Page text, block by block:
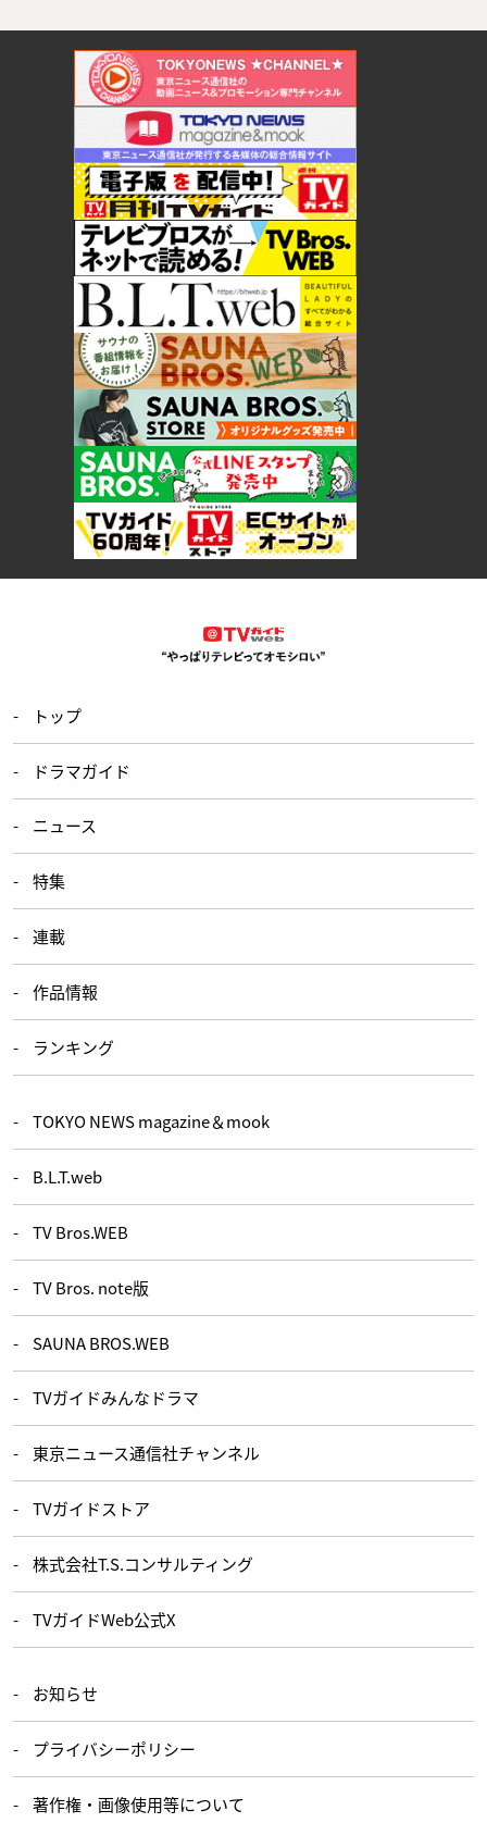
トップ
ドラマガイド
ニュース
特集
連載
作品情報
ランキング
TOKYO NEWS magazine＆mook
B.L.T.web
TV Bros.WEB
TV Bros. note版
SAUNA BROS.WEB
TVガイドみんなドラマ
東京ニュース通信社チャンネル
TVガイドストア
株式会社T.S.コンサルティング
TVガイドWeb公式X
お知らせ
プライバシーポリシー
著作権・画像使用等について